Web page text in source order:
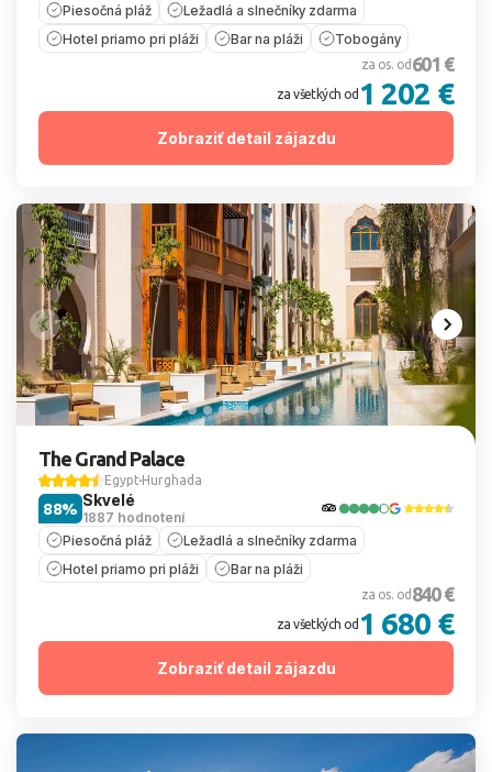
Piesočná pláž
Ležadlá a slnečníky zdarma
Hotel priamo pri pláži
Bar na pláži Tobogány
za os. od 601 €
za všetkých od 1 202 €
Zobraziť detail zájazdu
The Grand Palace
Egypt Hurghada
Skvelé
1887 hodnotení
88%
Piesočná pláž
Ležadlá a slnečníky zdarma
Hotel priamo pri pláži
Bar na pláži
za os. od 840 €
za všetkých od 1 680 €
Zobraziť detail zájazdu